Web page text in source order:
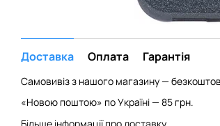
Доставка Оплата Гарантія
Самовивіз з нашого магазину —
«Новою поштою» по Україні — 85 грн.